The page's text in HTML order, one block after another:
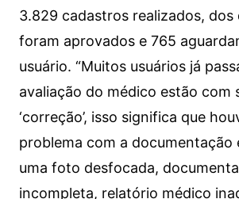
3.829 cadastros realizados, dos
foram aprovados e 765
usuário. “Muitos usuários já
avaliação do médico estão com
‘correção’, isso significa que
problema com a documentação
uma foto desfocada,
incompleta, relatório médico